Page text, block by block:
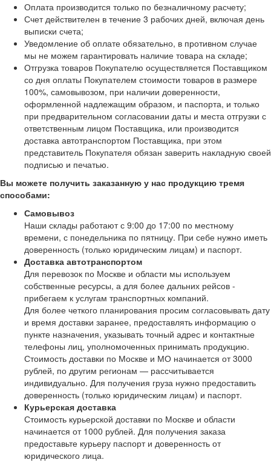
Оплата производится только по безналичному расчету;
Счет действителен в течение 3 рабочих дней, включая день
выписки счета;
Уведомление об оплате обязательно, в противном случае
мы не можем гарантировать наличие товара на складе;
Отгрузка товаров Покупателю осуществляется Поставщиком
со дня оплаты Покупателем стоимости товаров в размере
100%, самовывозом, при наличии доверенности,
оформленной надлежащим образом, и паспорта, и только
при предварительном согласовании даты и места отгрузки с
ответственным лицом Поставщика, или производится
доставка автотранспортом Поставщика, при этом
представитель Покупателя обязан заверить накладную своей
подписью и печатью.
Вы можете получить заказанную у нас продукцию тремя
способами:
Самовывоз
Наши склады работают с 9:00 до 17:00 по местному
времени, с понедельника по пятницу. При себе нужно иметь
доверенность (только юридическим лицам) и паспорт.
Доставка автотранспортом
Для перевозок по Москве и области мы используем
собственные ресурсы, а для более дальних рейсов -
прибегаем к услугам транспортных компаний.
Для более четкого планирования просим согласовывать дату
и время доставки заранее, предоставлять информацию о
пункте назначения, указывать точный адрес и контактные
телефоны лиц, уполномоченных принимать продукцию.
Стоимость доставки по Москве и МО начинается от 3000
рублей, по другим регионам — рассчитывается
индивидуально. Для получения груза нужно предоставить
доверенность (только юридическим лицам) и паспорт.
Курьерская доставка
Стоимость курьерской доставки по Москве и области
начинается от 1000 рублей. Для получения заказа
предоставьте курьеру паспорт и доверенность от
юридического лица.